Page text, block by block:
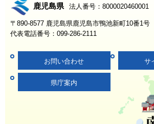
鹿児島県 法人番号：8000020460001
〒890-8577 鹿児島県鹿児島市鴨池新町10番1号
代表電話番号：099-286-2111
お問い合わせ サ
県庁案内